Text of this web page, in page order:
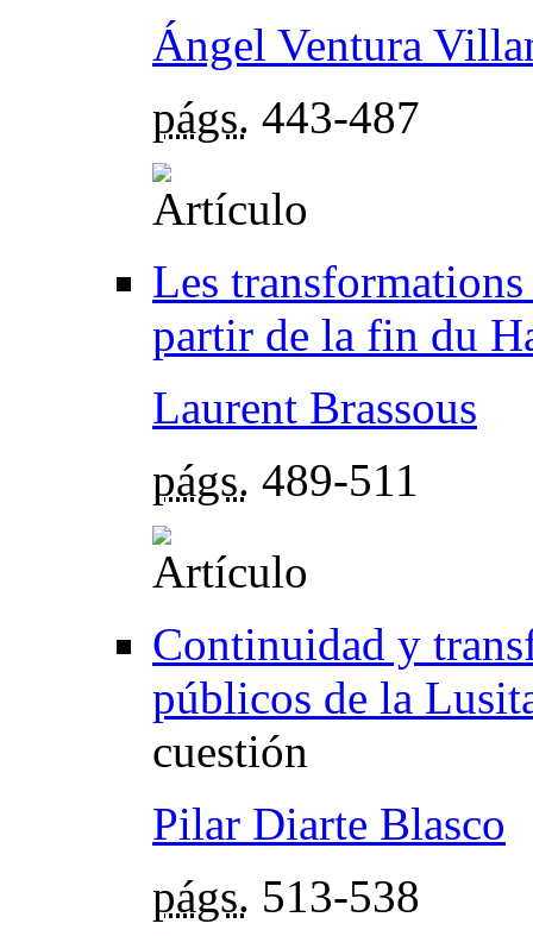
Ángel Ventura
págs. 443-487
Les
partir de la fin du
Laurent Brassous
págs. 489-511
Continuidad y
públicos de la
cuestión
Pilar Diarte Blasco
págs. 513-538